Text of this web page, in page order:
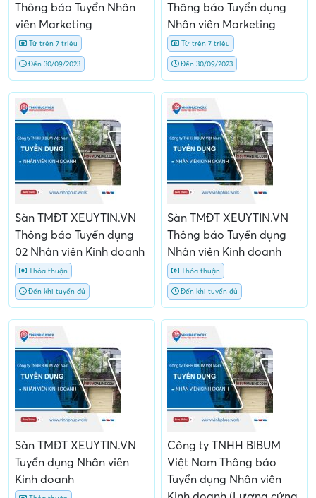
Thông báo Tuyển Nhân
viên Marketing
Từ trên 7 triệu
Đến 30/09/2023
Thông báo Tuyển dụng
Nhân viên Marketing
Từ trên 7 triệu
Đến 30/09/2023
Sàn TMĐT XEUYTIN.VN
Thông báo Tuyển dụng
02 Nhân viên Kinh doanh
Thỏa thuận
Đến khi tuyển đủ
Sàn TMĐT XEUYTIN.VN
Thông báo Tuyển dụng
Nhân viên Kinh doanh
Thỏa thuận
Đến khi tuyển đủ
Sàn TMĐT XEUYTIN.VN
Tuyển dụng Nhân viên
Kinh doanh
Công ty TNHH BIBUM
Việt Nam Thông báo
Tuyển dụng Nhân viên